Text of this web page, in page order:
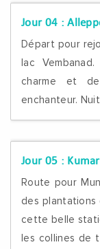
Jour 04 :
Départ pour
lac
charme et
enchanteur.
Jour 05 :
Route pour
des
cette belle
les collines de